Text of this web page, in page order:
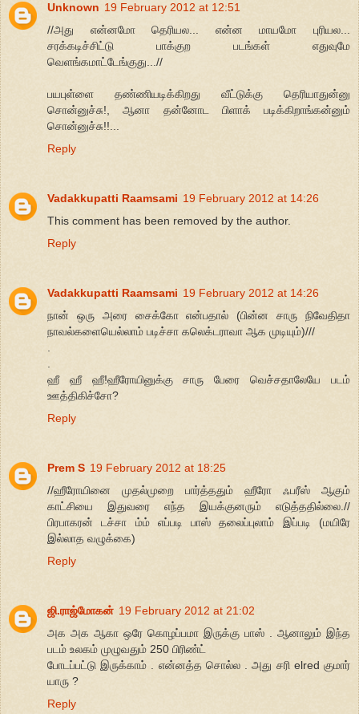
Unknown 19 February 2012 at 12:51
//அது என்னமோ தெரியல... என்ன மாயமோ புரியல...
சரக்கடிச்சிட்டு பாக்குற படங்கள் எதுவுமே
வெளங்கமாட்டேங்குது...//
பயபுள்ளை தண்ணியடிக்கிறது வீட்டுக்கு தெரியாதுன்னு
சொன்னுச்சு!, ஆனா தன்னோட பிளாக் படிக்கிறாங்கன்னும்
சொன்னுச்சு!!...
Reply
Vadakkupatti Raamsami 19 February 2012 at 14:26
This comment has been removed by the author.
Reply
Vadakkupatti Raamsami 19 February 2012 at 14:26
நான் ஒரு அரை சைக்கோ என்பதால் (பின்ன சாரு நிவேதிதா
நாவல்களையெல்லாம் படிச்சா கலெக்டராவா ஆக முடியும்)///
.
.
ஹீ ஹீ ஹீ!ஹீரோயினுக்கு சாரு பேரை வெச்சதாலேயே படம்
ஊத்திகிச்சோ?
Reply
Prem S 19 February 2012 at 18:25
//ஹீரோயினை முதல்முறை பார்த்ததும் ஹீரோ ஃபரீஸ் ஆகும்
காட்சியை இதுவரை எந்த இயக்குனரும் எடுத்ததில்லை.//
பிரபாகரன் டச்சா ம்ம் எப்படி பாஸ் தலைப்புலாம் இப்படி (மயிரே
இல்லாத வழுக்கை)
Reply
ஜி.ராஜ்மோகன் 19 February 2012 at 21:02
அக அக ஆகா ஒரே கொழப்பமா இருக்கு பாஸ் . ஆனாலும் இந்த
படம் உலகம் முழுவதும் 250 பிரிண்ட்
போடப்பட்டு இருக்காம் . என்னத்த சொல்ல . அது சரி elred குமார்
யாரு ?
Reply